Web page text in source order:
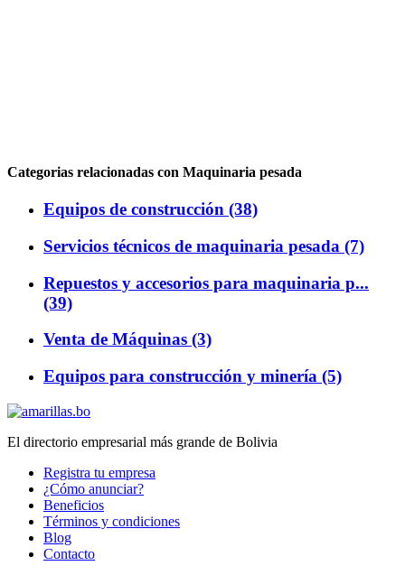
Categorias relacionadas con Maquinaria pesada
Equipos de construcción (38)
Servicios técnicos de maquinaria pesada (7)
Repuestos y accesorios para maquinaria p...
(39)
Venta de Máquinas (3)
Equipos para construcción y minería (5)
El directorio empresarial más grande de Bolivia
Registra tu empresa
¿Cómo anunciar?
Beneficios
Términos y condiciones
Blog
Contacto